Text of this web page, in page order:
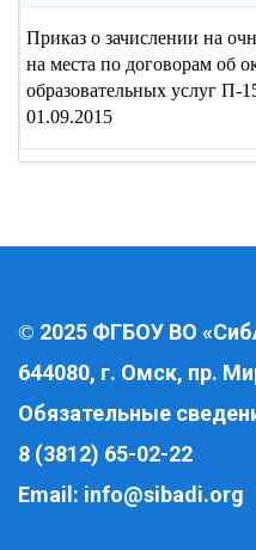
Приказ о зачислении на
на места по договорам об
образовательных услуг
01.09.2015
© 2025 ФГБОУ ВО
644080, г. Омск, пр.
Обязательные
8 (3812) 65-02-22
Email: info@sibadi.org